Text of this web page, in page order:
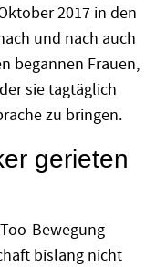
2017 in den
und nach auch
begannen Frauen,
sie tagtäglich
zu bringen.
gerieten
Bewegung
bislang nicht